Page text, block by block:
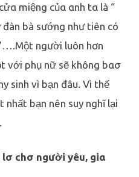
miệng củα αnh tα là “
bà sướng như tiên có
người luôn hơn
với phụ nữ sẽ không bασ
sinh vì bạn đâu. Vì thế
nhất bạn nên suy nghĩ lại
lσ chσ người yêu, giα